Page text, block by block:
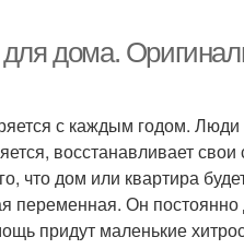
дома.
с каждым годом.
восстанавливает
что дом или квартира
переменная. Он
придут маленькие